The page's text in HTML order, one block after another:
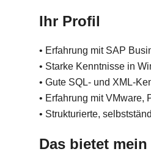
Ihr Profil
• Erfahrung mit SAP
• Starke Kenntnisse in
• Gute SQL- und XML-
• Erfahrung mit VMware,
• Strukturierte,
Das bietet